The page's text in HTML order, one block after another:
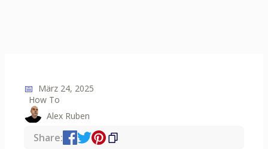
📅 März 24, 2025
How To
Alex Ruben
Share: